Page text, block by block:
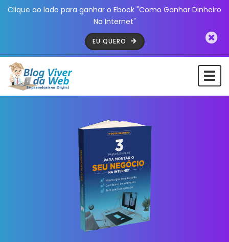
Clique ao lado para ganhar o Ebook "Como Ganhar Dinheiro
Na Internet"
EU QUERO